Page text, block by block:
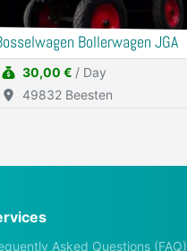
Bollerwagen JGA
30,00 € / Day
49832 Beesten
Asked Questions (FAQ)